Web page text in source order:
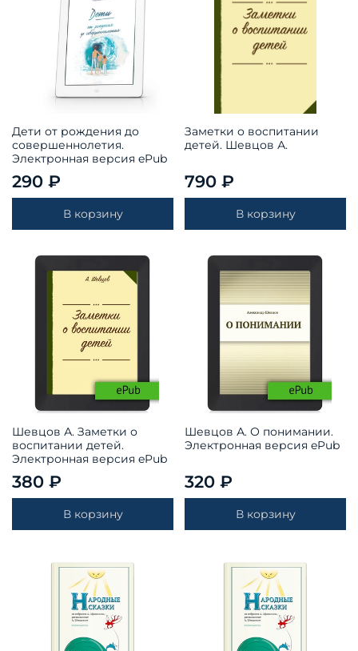
Дети от рождения до
совершеннолетия.
Электронная версия ePub
290 ₽
В корзину
Заметки о воспитании
детей. Шевцов А.
790 ₽
В корзину
Шевцов А. Заметки о
воспитании детей.
Электронная версия ePub
380 ₽
В корзину
Шевцов А. О понимании.
Электронная версия ePub
320 ₽
В корзину